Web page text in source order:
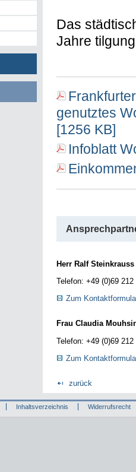
Das
Jahre
genutztes
[1256 KB]
Infoblatt
Herr Ralf
Telefon: +49 (0)69 212
Zum
Frau Claudia
Telefon: +49 (0)69 212
Zum
zurück
Inhaltsverzeichnis Widerrufsrecht